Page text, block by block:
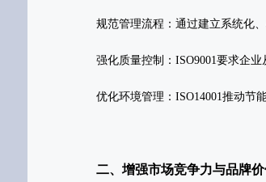
规范管理流程‌：通过建立系统化
强化质量控制‌：ISO9001要求企
优化环境管理‌：ISO14001推动节
二、增强市场竞争力与品牌